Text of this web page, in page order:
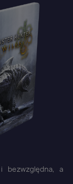
bezwzględna, a